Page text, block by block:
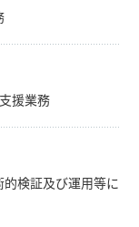
援業務
検証及び運用等に